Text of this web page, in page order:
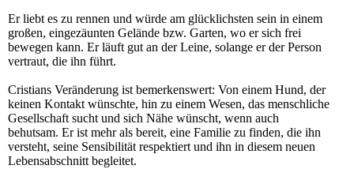
Er liebt es zu rennen und würde am glücklichsten sein in einem
großen, eingezäunten Gelände bzw. Garten, wo er sich frei
bewegen kann. Er läuft gut an der Leine, solange er der Person
vertraut, die ihn führt.
Cristians Veränderung ist bemerkenswert: Von einem Hund, der
keinen Kontakt wünschte, hin zu einem Wesen, das menschliche
Gesellschaft sucht und sich Nähe wünscht, wenn auch
behutsam. Er ist mehr als bereit, eine Familie zu finden, die ihn
versteht, seine Sensibilität respektiert und ihn in diesem neuen
Lebensabschnitt begleitet.